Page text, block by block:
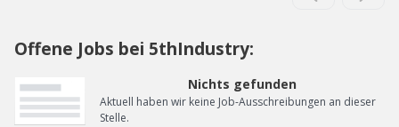
Offene Jobs bei 5thIndustry:
Nichts gefunden
Aktuell haben wir keine Job-Ausschreibungen an dieser
Stelle.